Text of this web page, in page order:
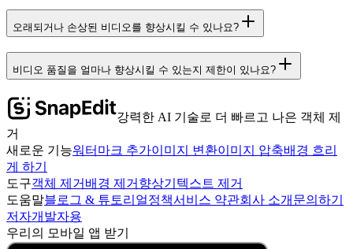
오래되거나 손상된 비디오를 향상시킬 수 있나요?
비디오 품질을 얼마나 향상시킬 수 있는지 제한이 있나요?
강력한 AI 기술로 더 빠르고 나은 객체 제
거
새로운 기능워터마크 추가이미지 변환이미지 압축배경 흐리
게 하기
도구객체 제거 배경 제거 향상기 텍스트 제거
도움말블로그 & 튜토리얼정책서비스 약관회사 소개 문의하기
저자개발자용
우리의 모바일 앱 받기